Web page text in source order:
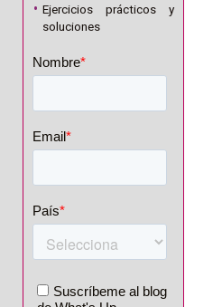
Ejercicios prácticos y
soluciones